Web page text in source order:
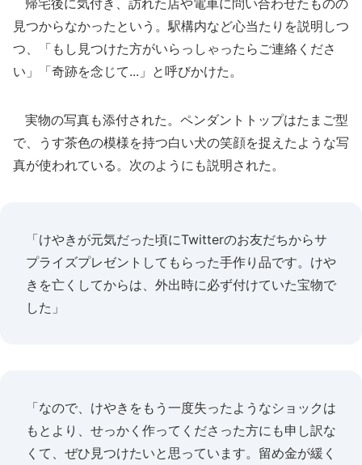
帰宅後に気付き、訪れた店や電車に問い合わせたものの
見つからなかったという。駅構内など心当たりを説明しつ
つ、「もし見つけた方がいらっしゃったらご連絡くださ
い」「奇跡を念じて...」と呼びかけた。
実物の写真も添付された。ペンダントトップはたまご型
で、うす茶色の模様を持つ白い犬の笑顔を捉えたような写
真が使われている。次のようにも説明された。
「けやきが元気だった頃にTwitterのお友だちからサ
プライズプレゼントしてもらった手作り品です。けや
きを亡くしてからは、外出時に必ず付けていた宝物で
した」
「なので、けやきをもう一度失ったようなショックは
もとより、せっかく作ってくださった方にも申し訳な
くて、ぜひ見つけたいと思っています。留め金が緩く